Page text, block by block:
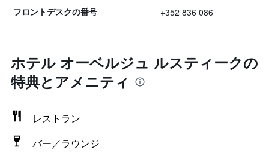
フロントデスクの番号 +352 836 086
ホテル オーベルジュ ルスティークの
特典とアメニティ
レストラン
バー／ラウンジ